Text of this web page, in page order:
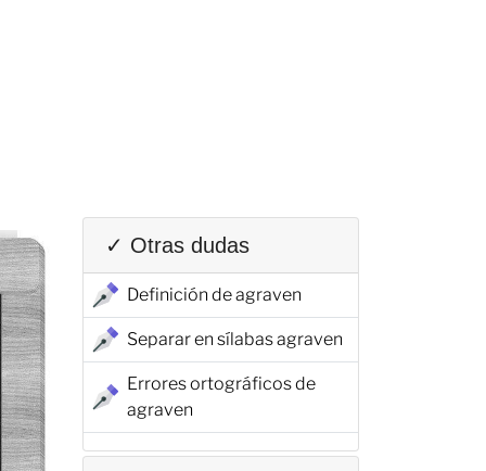
✓ Otras dudas
Definición de agraven
Separar en sílabas agraven
Errores ortográficos de
agraven